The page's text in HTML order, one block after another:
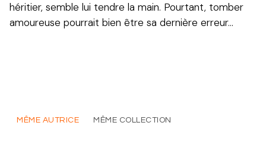
héritier, semble lui tendre la main. Pourtant, tomber
amoureuse pourrait bien être sa dernière erreur…
MÊME AUTRICE MÊME COLLECTION